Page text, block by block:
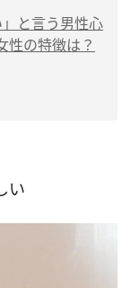
」と言う男性心
性の特徴は？
い